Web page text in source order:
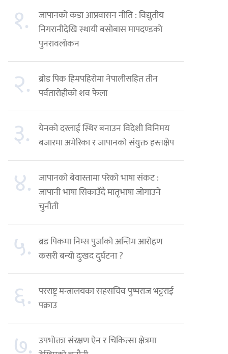
१.
जापानको कडा आप्रवासन नीति : विद्युतीय
निगरानीदेखि स्थायी बसोबास मापदण्डको
पुनरावलोकन
२.
ब्रोड पिक हिमपहिरोमा नेपालीसहित तीन
पर्वतारोहीको शव फेला
३.
येनको दरलाई स्थिर बनाउन विदेशी विनिमय
बजारमा अमेरिका र जापानको संयुक्त हस्तक्षेप
४. जापानको बेवास्तामा परेको भाषा संकट :
जापानी भाषा सिकाउँदै मातृभाषा जोगाउने
चुनौती
५. ब्रड पिकमा निम्स पुर्जाको अन्तिम आरोहण
कसरी बन्यो दुःखद दुर्घटना ?
६. परराष्ट्र मन्त्रालयका सहसचिव पुष्पराज भट्टराई
पक्राउ
उपभोक्ता संरक्षण ऐन र चिकित्सा क्षेत्रमा